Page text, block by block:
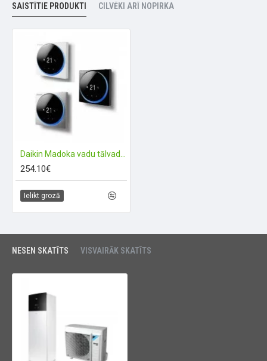
SAISTĪTIE PRODUKTI CILVĒKI ARĪ NOPIRKA
254.10€
Ielikt grozā
NESEN SKATĪTS VISVAIRĀK SKATĪTS